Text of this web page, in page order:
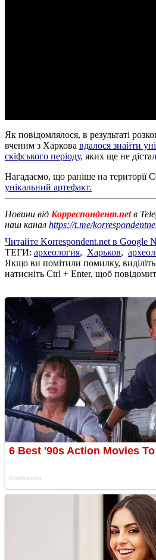
Як повідомлялося, в результаті
вченим з Харкова вдалося знайти
скіфського періоду, яких ще не
Нагадаємо, що раніше на території
унікальний артефакт.
Новини від Корреспондент.netв
наш канал https://t.me/
Читайте Korrespondent.net в Google
ТЕГИ: археология, Харьков,
Якщо ви помітили помилку, виділіть
натисніть Ctrl + Enter, щоб